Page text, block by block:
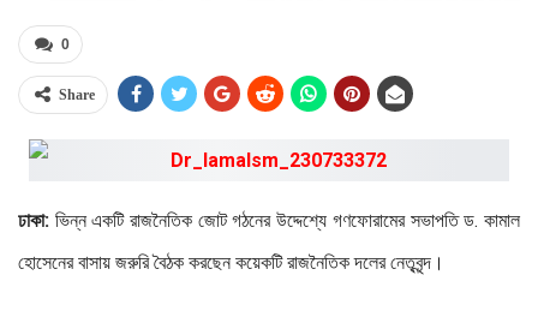
0
Share
ঢাকা: ভিন্ন একটি রাজনৈতিক জোট গঠনের উদ্দেশ্যে গণফোরামের সভাপতি ড. কামাল
হোসেনের বাসায় জরুরি বৈঠক করছেন কয়েকটি রাজনৈতিক দলের নেতৃবৃন্দ।